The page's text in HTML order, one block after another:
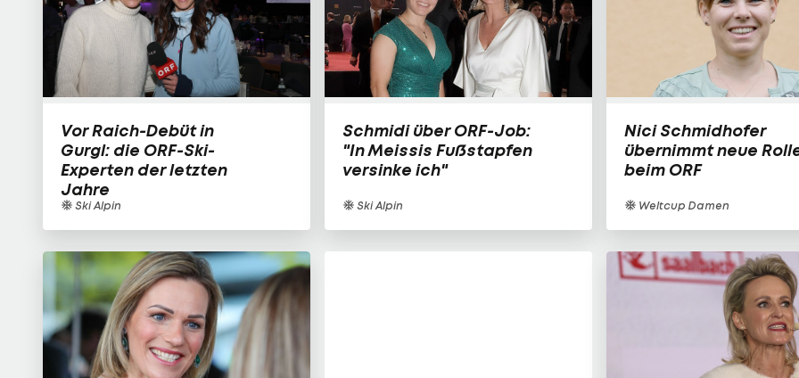
Vor Raich-Debüt in
Gurgl: die ORF-Ski-
Experten der letzten
Jahre
Ski Alpin
Schmidi über ORF-Job:
"In Meissis Fußstapfen
versinke ich"
Ski Alpin
Nici Schmidhofer
übernimmt neue
beim ORF
Weltcup Damen